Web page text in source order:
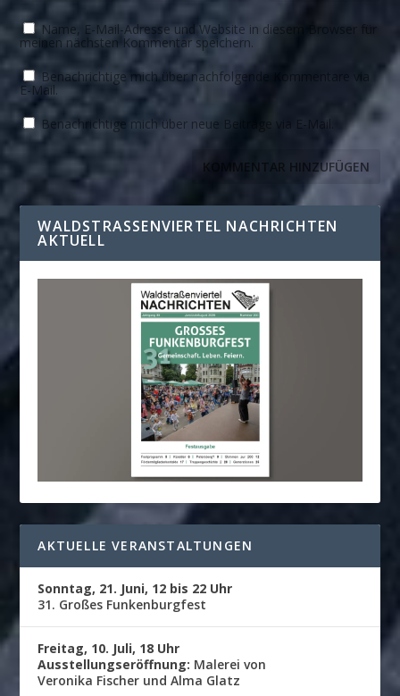
Name, E-Mail-Adresse und Website in diesem Browser für
meinen nächsten Kommentar speichern.
Benachrichtige mich über nachfolgende Kommentare via
E-Mail.
Benachrichtige mich über neue Beiträge via E-Mail.
WALDSTRASSENVIERTEL NACHRICHTEN A
KTUELL
AKTUELLE VERANSTALTUNGEN
Sonntag, 21. Juni, 12 bis 22 Uhr
31. Großes Funkenburgfest
Freitag, 10. Juli, 18 Uhr
Ausstellungseröffnung: Malerei von
Veronika Fischer und Alma Glatz